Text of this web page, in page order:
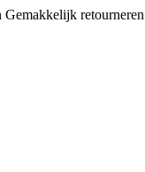
Gemakkelijk retourneren